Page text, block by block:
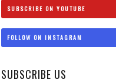
SUBSCRIBE ON YOUTUBE
FOLLOW ON INSTAGRAM
SUBSCRIBE US